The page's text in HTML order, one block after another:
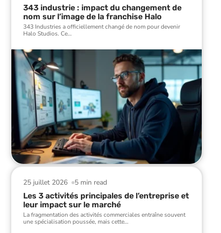
343 industrie : impact du changement de
nom sur l’image de la franchise Halo
343 Industries a officiellement changé de nom pour devenir
Halo Studios. Ce…
5 min read
25 juillet 2026
Les 3 activités principales de l’entreprise et
leur impact sur le marché
La fragmentation des activités commerciales entraîne souvent
une spécialisation poussée, mais cette…